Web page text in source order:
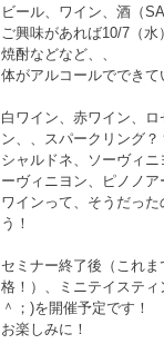
ビール、ワイン、酒（
ご興味があれば10/7（水
焼酎などなど、、
体がアルコールでできて
白ワイン、赤ワイン、
ン、、スパークリング？
シャルドネ、ソーヴィ
ーヴィニヨン、ピノノア
ワインって、そうだっ
う！
セミナー終了後（これ
格！）、ミニテイスティ
＾；)を開催予定です！
お楽しみに！